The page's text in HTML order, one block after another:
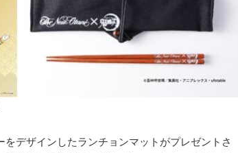
デザインしたランチョンマットがプレゼントさ